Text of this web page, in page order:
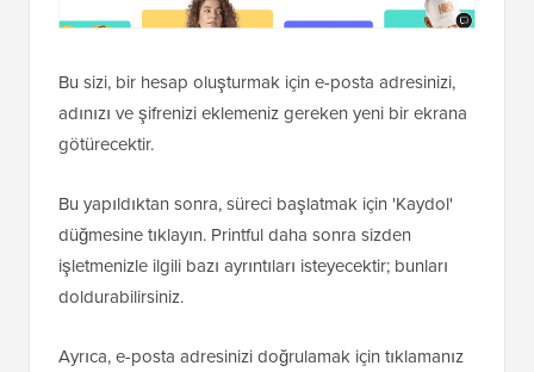
Bu sizi, bir hesap oluşturmak için e-posta adresinizi,
adınızı ve şifrenizi eklemeniz gereken yeni bir ekrana
götürecektir.
Bu yapıldıktan sonra, süreci başlatmak için 'Kaydol'
düğmesine tıklayın. Printful daha sonra sizden
işletmenizle ilgili bazı ayrıntıları isteyecektir; bunları
doldurabilirsiniz.
Ayrıca, e-posta adresinizi doğrulamak için tıklamanız